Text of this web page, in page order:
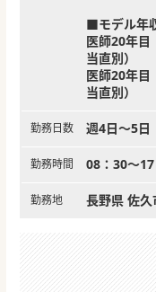
■モデル年
医師20年
当直別）
医師20年
当直別）
勤務日数 週4日～5日
勤務時間 08：30～17
勤務地 長野県 佐久